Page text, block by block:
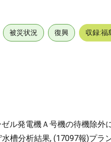
被災状況 復興 収録:福
ル発電機Ａ号機の待機除
槽分析結果, (17097報)プ